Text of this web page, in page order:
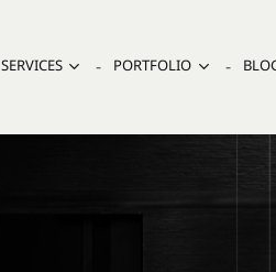
SERVICES PORTFOLIO